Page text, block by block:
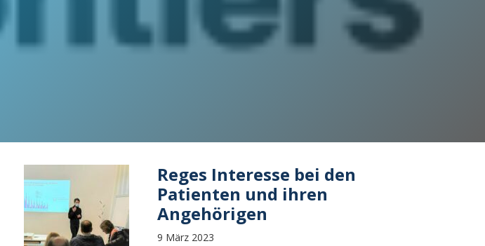
Reges Interesse bei den
Patienten und ihren
Angehörigen
9 März 2023